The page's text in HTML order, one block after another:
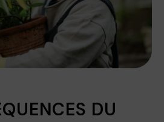
DU